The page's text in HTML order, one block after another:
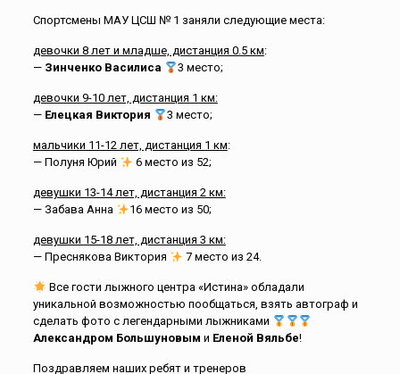
Спортсмены МАУ ЦСШ № 1 заняли следующие места:
девочки 8 лет и младше, дистанция 0.5 км:
— Зинченко Василиса 3 место;
девочки 9-10 лет, дистанция 1 км:
— Елецкая Виктория 3 место;
мальчики 11-12 лет, дистанция 1 км:
— Полуня Юрий
6 место из 52;
девушки 13-14 лет, дистанция 2 км:
— Забава Анна
16 место из 50;
девушки 15-18 лет, дистанция 3 км:
— Преснякова Виктория
7 место из 24.
Все гости лыжного центра «Истина» обладали
уникальной возможностью пообщаться, взять автограф и
сделать фото с легендарными лыжниками
Александром Большуновым и Еленой Вяльбе!
Поздравляем наших ребят и тренеров